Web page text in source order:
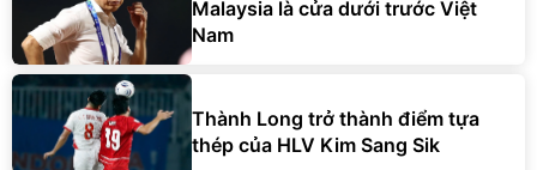
Malaysia là cửa dưới trước Việt
Nam
Thành Long trở thành điểm tựa
thép của HLV Kim Sang Sik